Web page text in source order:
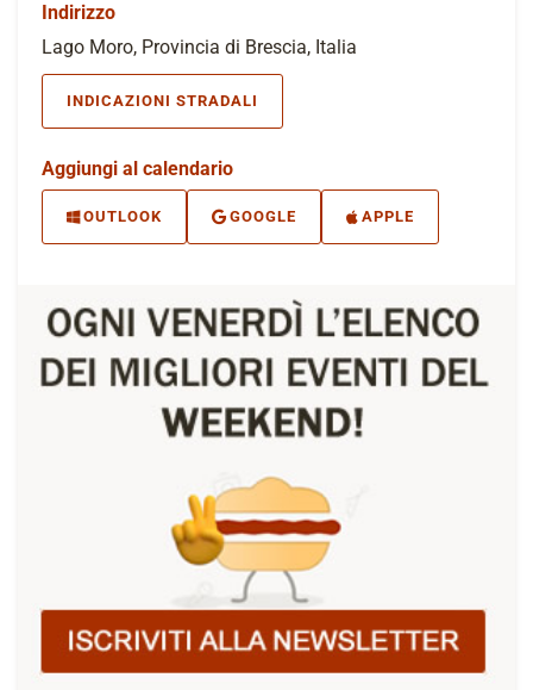
Indirizzo
Lago Moro, Provincia di Brescia, Italia
INDICAZIONI STRADALI
Aggiungi al calendario
OUTLOOK GOOGLE APPLE